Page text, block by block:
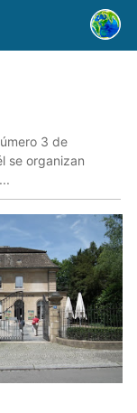
3 de
se organizan